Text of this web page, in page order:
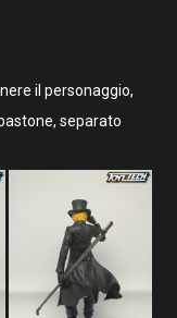
il personaggio,
separato